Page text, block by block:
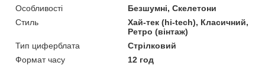
Особливості
Безшумні, Скелетони
Стиль
Хай-тек (hi-tech), Класичний,
Ретро (вінтаж)
Тип циферблата
Стрілковий
Формат часу
12 год